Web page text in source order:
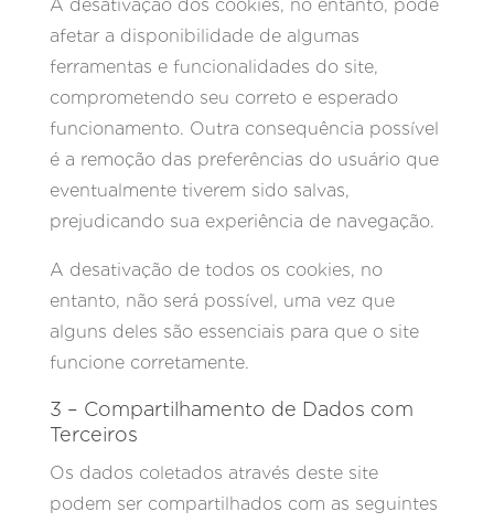
A desativação dos cookies, no entanto, pode
afetar a disponibilidade de algumas
ferramentas e funcionalidades do site,
comprometendo seu correto e esperado
funcionamento. Outra consequência possível
é a remoção das preferências do usuário que
eventualmente tiverem sido salvas,
prejudicando sua experiência de navegação.
A desativação de todos os cookies, no
entanto, não será possível, uma vez que
alguns deles são essenciais para que o site
funcione corretamente.
3 – Compartilhamento de Dados com
Terceiros
Os dados coletados através deste site
podem ser compartilhados com as seguintes